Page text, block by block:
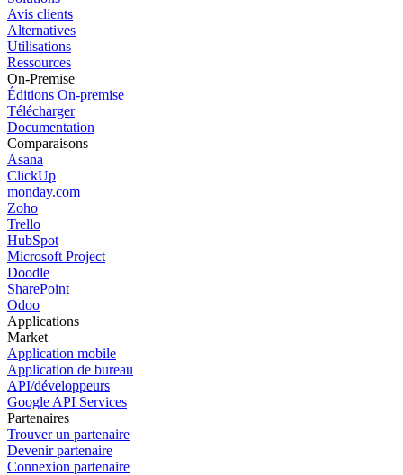
Avis clients
Alternatives
Utilisations
Ressources
On-Premise
Éditions On-premise
Télécharger
Documentation
Comparaisons
Asana
ClickUp
monday.com
Zoho
Trello
HubSpot
Microsoft Project
Doodle
SharePoint
Odoo
Applications
Market
Application mobile
Application de bureau
API/développeurs
Google API Services
Partenaires
Trouver un partenaire
Devenir partenaire
Connexion partenaire